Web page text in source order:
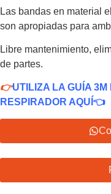
Las bandas en material
son apropiadas para
Libre mantenimiento,
de partes.
👉UTILIZA LA GUÍA
RESPIRADOR AQUÍ 👈